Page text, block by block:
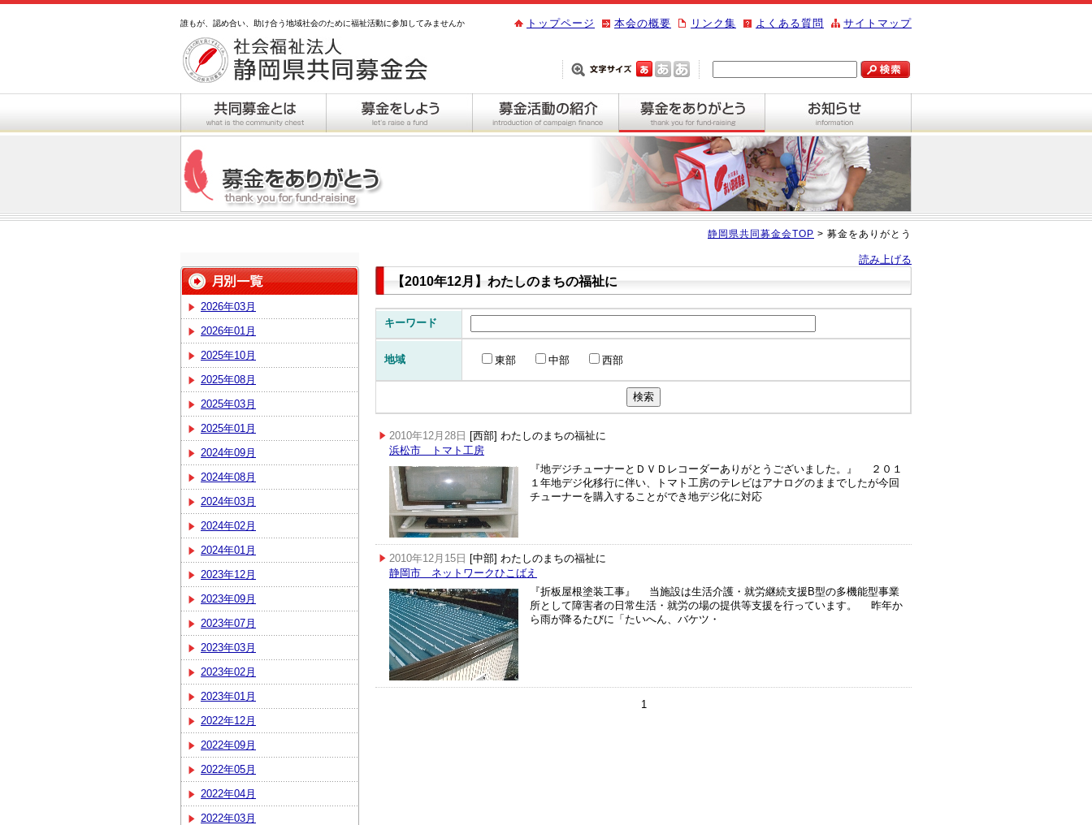
誰もが、認め合い、助け合う地域社会のために福祉活動に参加してみませんか サイトマップ
よくある質問
リンク集
本会の概要
トップページ
静岡県共同募金会TOP > 募金をありがとう
読み上げる
2026年03月
2026年01月
2025年10月
2025年08月
2025年03月
2025年01月
2024年09月
2024年08月
2024年03月
2024年02月
2024年01月
2023年12月
2023年09月
2023年07月
2023年03月
2023年02月
2023年01月
2022年12月
2022年09月
2022年05月
2022年04月
2022年03月
【2010年12月】わたしのまちの福祉に
キーワード
地域 東部 中部 西部
2010年12月28日 [西部] わたしのまちの福祉に
浜松市 トマト工房
『地デジチューナーとＤＶＤレコーダーありがとうございました。』 ２０１
１年地デジ化移行に伴い、トマト工房のテレビはアナログのままでしたが今回
チューナーを購入することができ地デジ化に対応
2010年12月15日 [中部] わたしのまちの福祉に
静岡市 ネットワークひこばえ
『折板屋根塗装工事』 当施設は生活介護・就労継続支援B型の多機能型事業
所として障害者の日常生活・就労の場の提供等支援を行っています。 昨年か
ら雨が降るたびに「たいへん、バケツ・
1